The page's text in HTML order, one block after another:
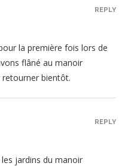
la première fois lors de
flâné au manoir
retourner bientôt.
REPLY
jardins du manoir
REPLY